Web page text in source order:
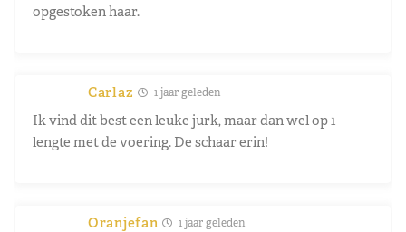
opgestoken haar.
Carlaz 1 jaar geleden
Ik vind dit best een leuke jurk, maar dan wel op 1
lengte met de voering. De schaar erin!
Oranjefan 1 jaar geleden